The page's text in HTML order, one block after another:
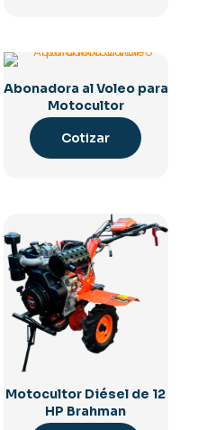
Abonadora al Voleo para
Motocultor
Cotizar
Motocultor Diésel de 12
HP Brahman